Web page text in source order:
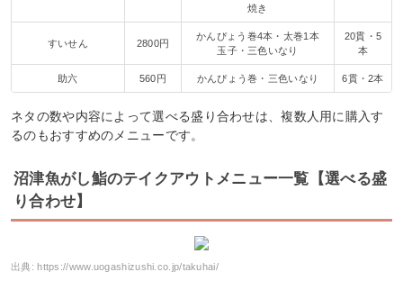
焼き
すいせん 2800円
かんぴょう巻4本・太巻1本
玉子・三色いなり
20貫・5
本
助六 560円 かんぴょう巻・三色いなり 6貫・2本
ネタの数や内容によって選べる盛り合わせは、複数人用に購入す
るのもおすすめのメニューです。
沼津魚がし鮨のテイクアウトメニュー一覧【選べる盛
り合わせ】
出典: https://www.uogashizushi.co.jp/takuhai/